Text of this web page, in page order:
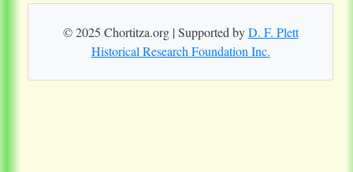
© 2025 Chortitza.org | Supported byD. F. Plett
Historical Research Foundation Inc.